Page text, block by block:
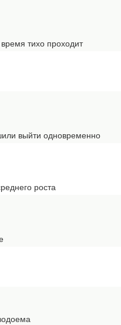
тихо проходит
выйти одновременно
роста